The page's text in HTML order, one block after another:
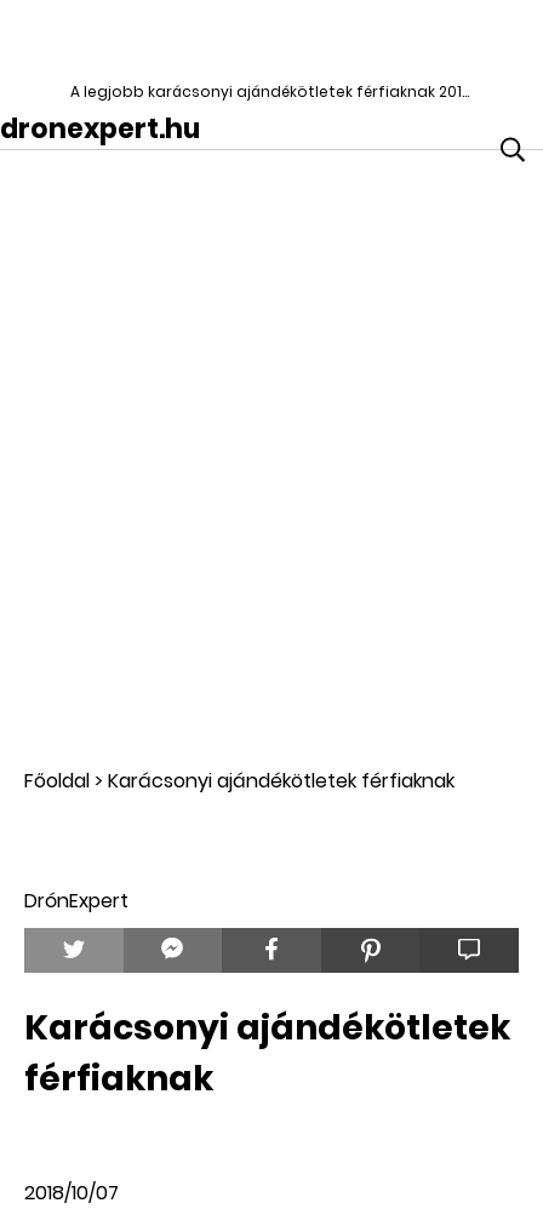
A legjobb karácsonyi ajándékötletek férfiaknak 2018-ban|DroneXpert
dronexpert.hu
Főoldal> Karácsonyi ajándékötletek férfiaknak
DrónExpert
Karácsonyi ajándékötletek
férfiaknak
2018/10/07